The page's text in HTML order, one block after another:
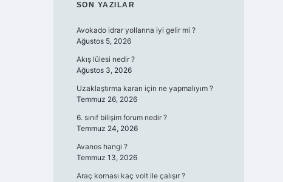
SIDEBAR
SON YAZILAR
Avokado idrar yollarına iyi gelir mi ?
Ağustos 5, 2026
Akış lülesi nedir ?
Ağustos 3, 2026
Uzaklaştırma kararı için ne yapmalıyım ?
Temmuz 26, 2026
6. sınıf bilişim forum nedir ?
Temmuz 24, 2026
Avanos hangi ?
Temmuz 13, 2026
Araç kornası kaç volt ile çalışır ?